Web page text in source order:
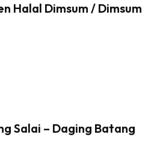
Halal Dimsum / Dimsum
Salai – Daging Batang